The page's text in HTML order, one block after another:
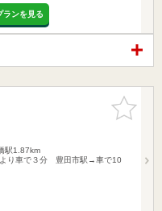
ランを見る
お気に入
りに追加
駅1.87km
より車で３分 豊田市駅→車で10